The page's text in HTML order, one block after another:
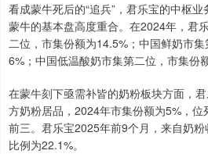
看成蒙牛死后的“追兵”，君乐宝的中枢
蒙牛的基本盘高度重合。在2024年，君
二位，市集份额为14.5%；中国鲜奶市
6%；中国低温酸奶市集第二位，市集份
在蒙牛刻下亟需补皆的奶粉板块方面，
方奶粉居品，2024年市集份额为5%，
前三。君乐宝2025年前9个月，来自奶
比例为22.1%。